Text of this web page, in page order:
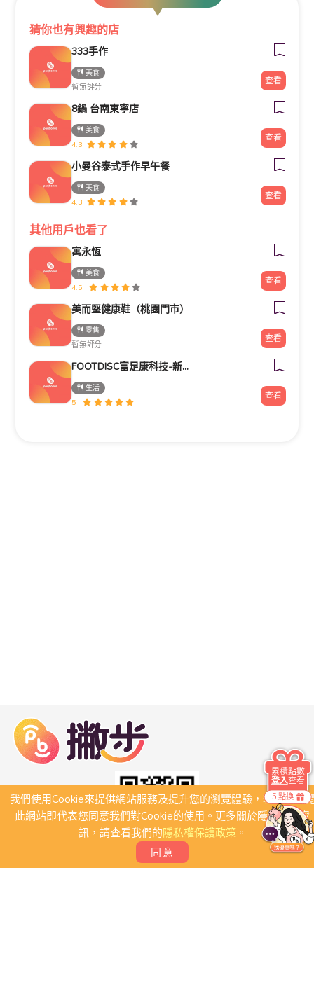
猜你也有興趣的店
333手作
美食
暫無評分
查看
8鍋 台南東寧店
美食
4.3
查看
小曼谷泰式手作早午餐
美食
4.3
查看
其他用戶也看了
寓永恆
美食
4.5
查看
美而堅健康鞋（桃園門市）
零售
暫無評分
查看
FOOTDISC富足康科技-新光三越-西門店
生活
5
查看
我們使用Cookie來提供網站服務及提升您的瀏覽體驗，若繼續瀏
此網站即代表您同意我們對Cookie的使用。更多關於隱私保護資
訊，請查看我們的隱私權保護政策。
同意
5 點換
累積點數
登入查看